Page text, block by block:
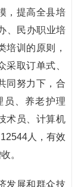
，提高全县培
、民办职业培
培训的原则，
采取订单式、
同努力下，合
员、养老护理
术员、计算机
人，有效
。
发展和群众技